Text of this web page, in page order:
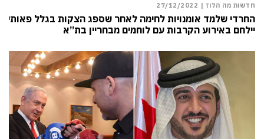
חדשות מה הלוז | 27/12/2022
החרדי שלמד אומנויות לחימה לאחר שספג הצקות בגלל פאותיו
יילחם באירוע הקרבות עם לוחמים מבחריין בת”א